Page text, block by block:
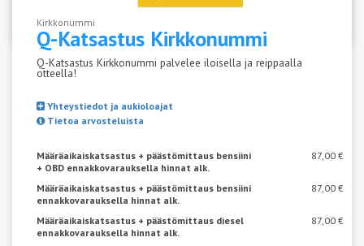
Kirkkonummi
Q-Katsastus Kirkkonummi
Q-Katsastus Kirkkonummi palvelee iloisella ja reippaalla
otteella!
Yhteystiedot ja aukioloajat
Tietoa arvosteluista
Määräaikaiskatsastus + päästömittaus bensiini
+ OBD ennakkovarauksella hinnat alk.
87,00 €
Määräaikaiskatsastus + päästömittaus bensiini
ennakkovarauksella hinnat alk.
87,00 €
Määräaikaiskatsastus + päästömittaus diesel
ennakkovarauksella hinnat alk.
87,00 €